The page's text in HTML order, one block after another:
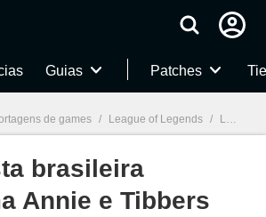
Guias Patches
de games / League of Legends / LoL: Artista brasileira transforma Annie e Tibbers em Mônica e Sansão
brasileira
Annie e Tibbers